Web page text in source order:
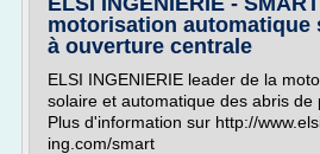
motorisation automatique
à ouverture centrale
ELSI INGENIERIE leader de la
solaire et automatique des abris de
Plus d'information sur http://
ing.com/smart